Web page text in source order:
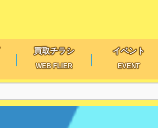
買取チラシ
WEB FLIER
イベント
EVENT